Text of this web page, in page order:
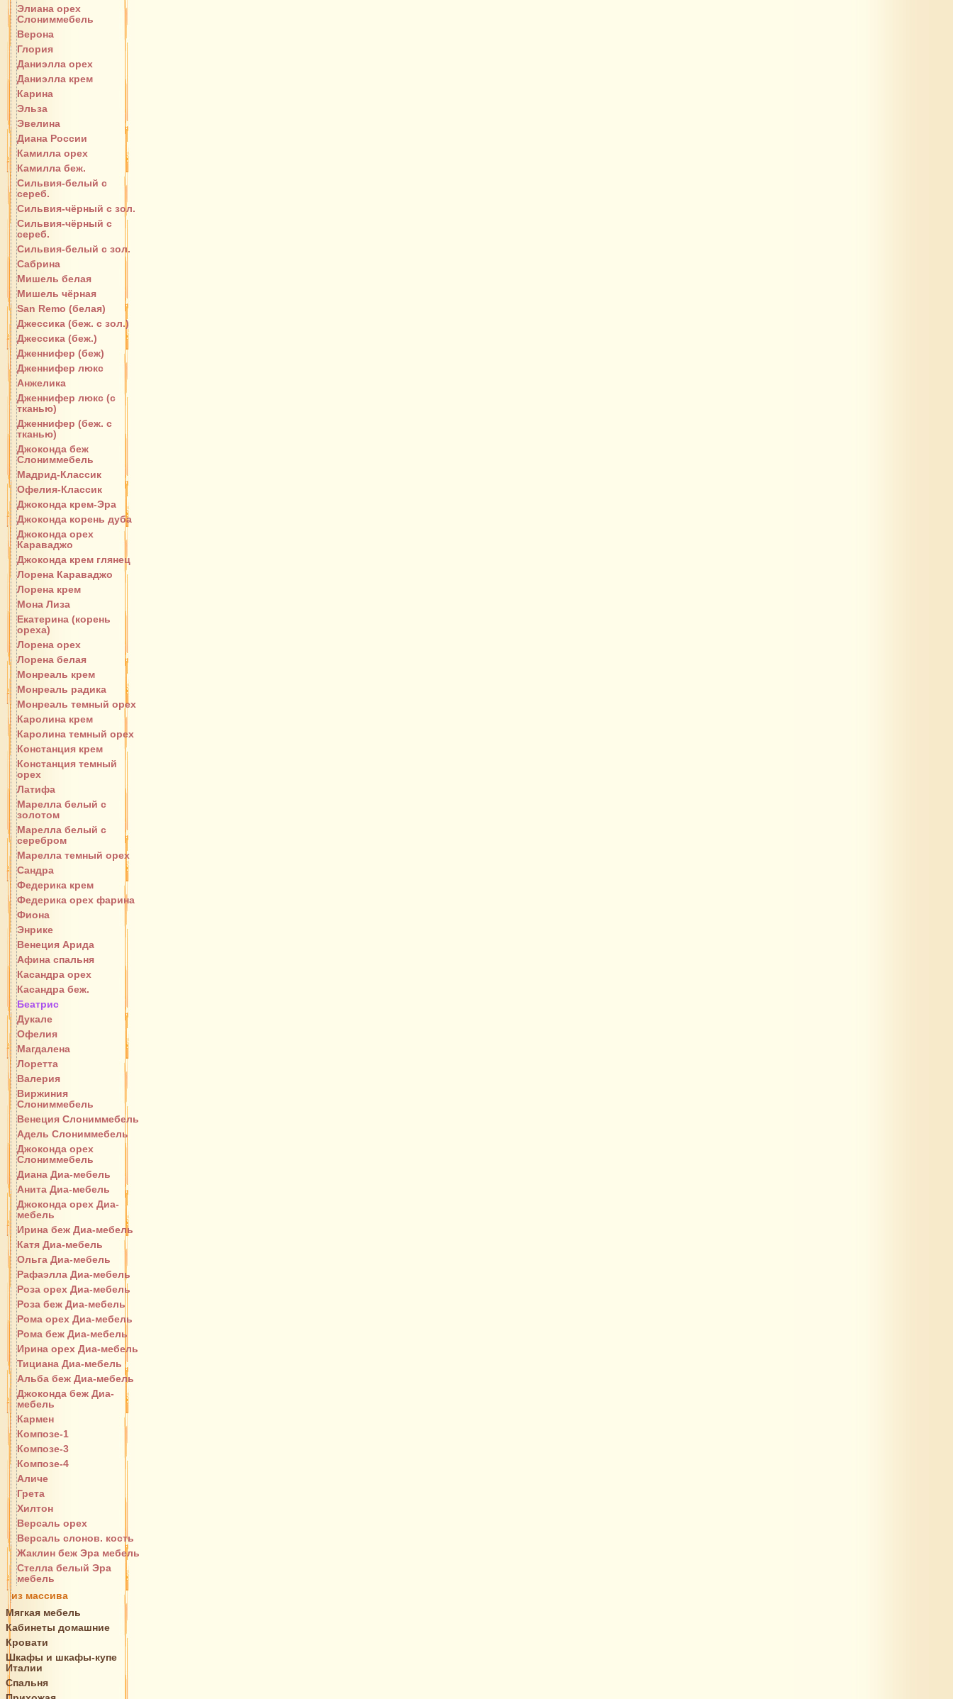
Элиана орех
Слониммебель
Верона
Глория
Даниэлла орех
Даниэлла крем
Карина
Эльза
Эвелина
Диана России
Камилла орех
Камилла беж.
Сильвия-белый с
сереб.
Сильвия-чёрный с зол.
Сильвия-чёрный с
сереб.
Сильвия-белый с зол.
Сабрина
Мишель белая
Мишель чёрная
San Remo (белая)
Джессика (беж. с зол.)
Джессика (беж.)
Дженнифер (беж)
Дженнифер люкс
Анжелика
Дженнифер люкс (с
тканью)
Дженнифер (беж. с
тканью)
Джоконда беж
Слониммебель
Мадрид-Классик
Офелия-Классик
Джоконда крем-Эра
Джоконда корень дуба
Джоконда орех
Караваджо
Джоконда крем глянец
Лорена Караваджо
Лорена крем
Мона Лиза
Екатерина (корень
ореха)
Лорена орех
Лорена белая
Монреаль крем
Монреаль радика
Монреаль темный орех
Каролина крем
Каролина темный орех
Констанция крем
Констанция темный
орех
Латифа
Марелла белый с
золотом
Марелла белый с
серебром
Марелла темный орех
Сандра
Федерика крем
Федерика орех фарина
Фиона
Энрике
Венеция Арида
Афина спальня
Касандра орех
Касандра беж.
Беатрис
Дукале
Офелия
Магдалена
Лоретта
Валерия
Виржиния
Слониммебель
Венеция Слониммебель
Адель Слониммебель
Джоконда орех
Слониммебель
Диана Диа-мебель
Анита Диа-мебель
Джоконда орех Диа-
мебель
Ирина беж Диа-мебель
Катя Диа-мебель
Ольга Диа-мебель
Рафаэлла Диа-мебель
Роза орех Диа-мебель
Роза беж Диа-мебель
Рома орех Диа-мебель
Рома беж Диа-мебель
Ирина орех Диа-мебель
Тициана Диа-мебель
Альба беж Диа-мебель
Джоконда беж Диа-
мебель
Кармен
Композе-1
Композе-3
Композе-4
Аличе
Грета
Хилтон
Версаль орех
Версаль слонов. кость
Жаклин беж Эра мебель
Стелла белый Эра
мебель
из массива
Мягкая мебель
Кабинеты домашние
Кровати
Шкафы и шкафы-купе
Италии
Спальня